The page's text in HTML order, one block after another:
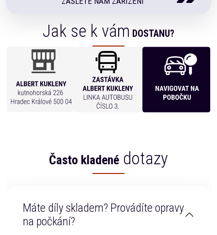
Jak se k vám DOSTANU?
Často kladené dotazy
Máte díly skladem? Provádíte opravy
na počkání?